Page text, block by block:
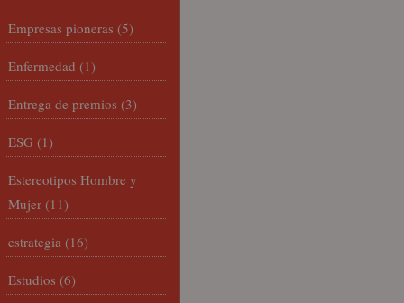
Empresas pioneras (5)
Enfermedad (1)
Entrega de premios (3)
ESG (1)
Estereotipos Hombre y
Mujer (11)
estrategia (16)
Estudios (6)